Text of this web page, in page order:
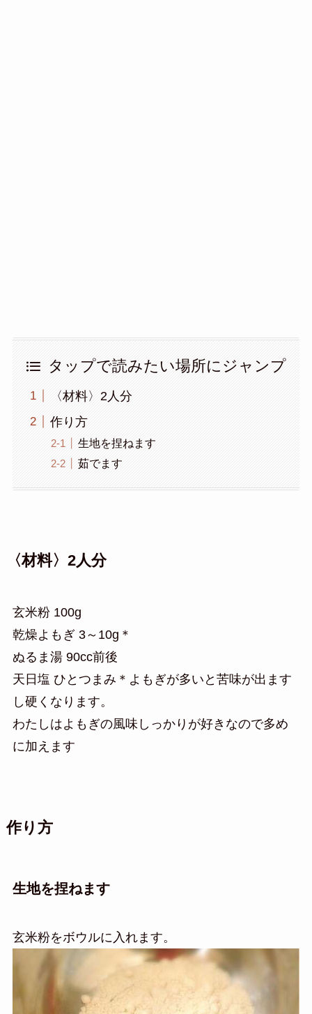
タップで読みたい場所にジャンプ
〈材料〉2人分
作り方
生地を捏ねます
茹でます
〈材料〉2人分
玄米粉 100g
乾燥よもぎ 3～10g＊
ぬるま湯 90cc前後
天日塩 ひとつまみ＊よもぎが多いと苦味が出ます
し硬くなります。
わたしはよもぎの風味しっかりが好きなので多め
に加えます
作り方
生地を捏ねます
玄米粉をボウルに入れます。